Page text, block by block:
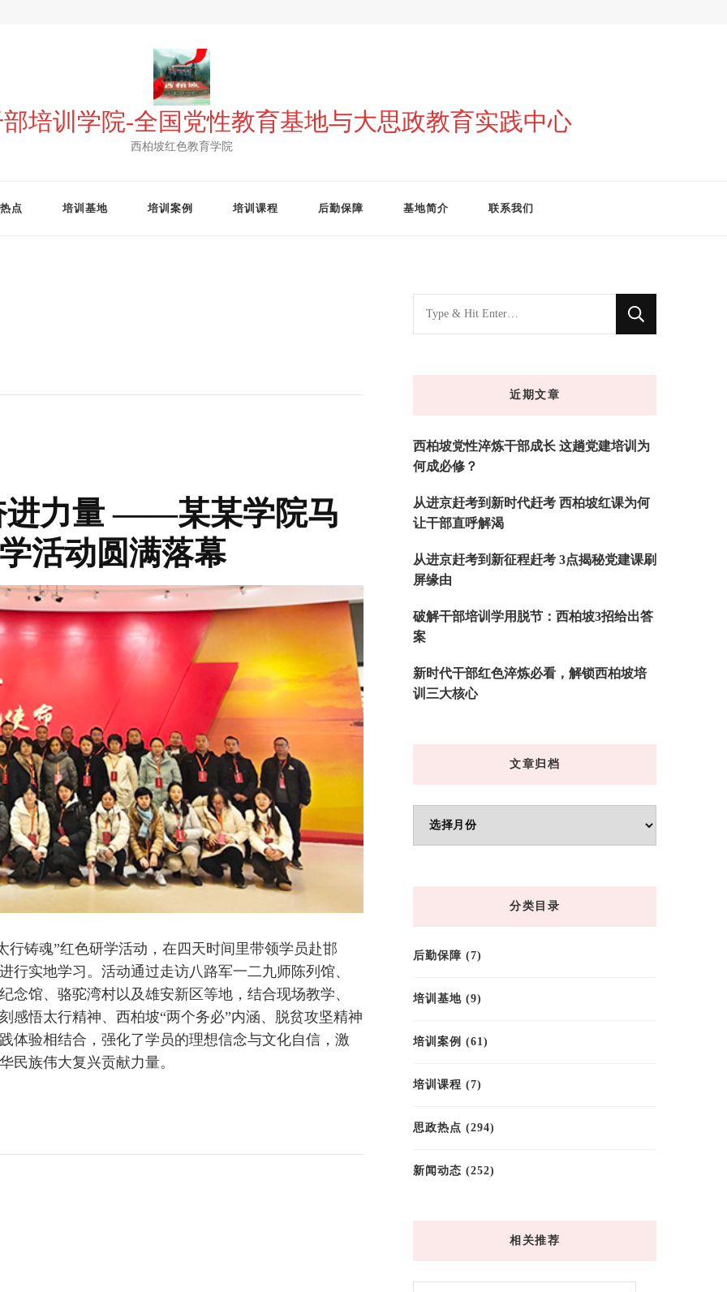
培训学院-全国党性教育基地与大思政教育实践中心
西柏坡红色教育学院
点 培训基地 培训案例 培训课程 后勤保障 基地简介 联系我们
进力量 ——某某学院马
活动圆满落幕
铸魂”红色研学活动，在四天时间里带领学员赴邯
行实地学习。活动通过走访八路军一二九师陈列馆、
念馆、骆驼湾村以及雄安新区等地，结合现场教学、
感悟太行精神、西柏坡“两个务必”内涵、脱贫攻坚精神
体验相结合，强化了学员的理想信念与文化自信，激
民族伟大复兴贡献力量。
找
什
近期文章
西柏坡党性淬炼干部成长 这趟党建培训为
何成必修？
从进京赶考到新时代赶考 西柏坡红课为何
让干部直呼解渴
从进京赶考到新征程赶考 3点揭秘党建课刷
屏缘由
破解干部培训学用脱节：西柏坡3招给出答
案
新时代干部红色淬炼必看，解锁西柏坡培
训三大核心
文章归档
章
分类目录
后勤保障 (7)
培训基地 (9)
培训案例 (61)
培训课程 (7)
思政热点 (294)
新闻动态 (252)
相关推荐